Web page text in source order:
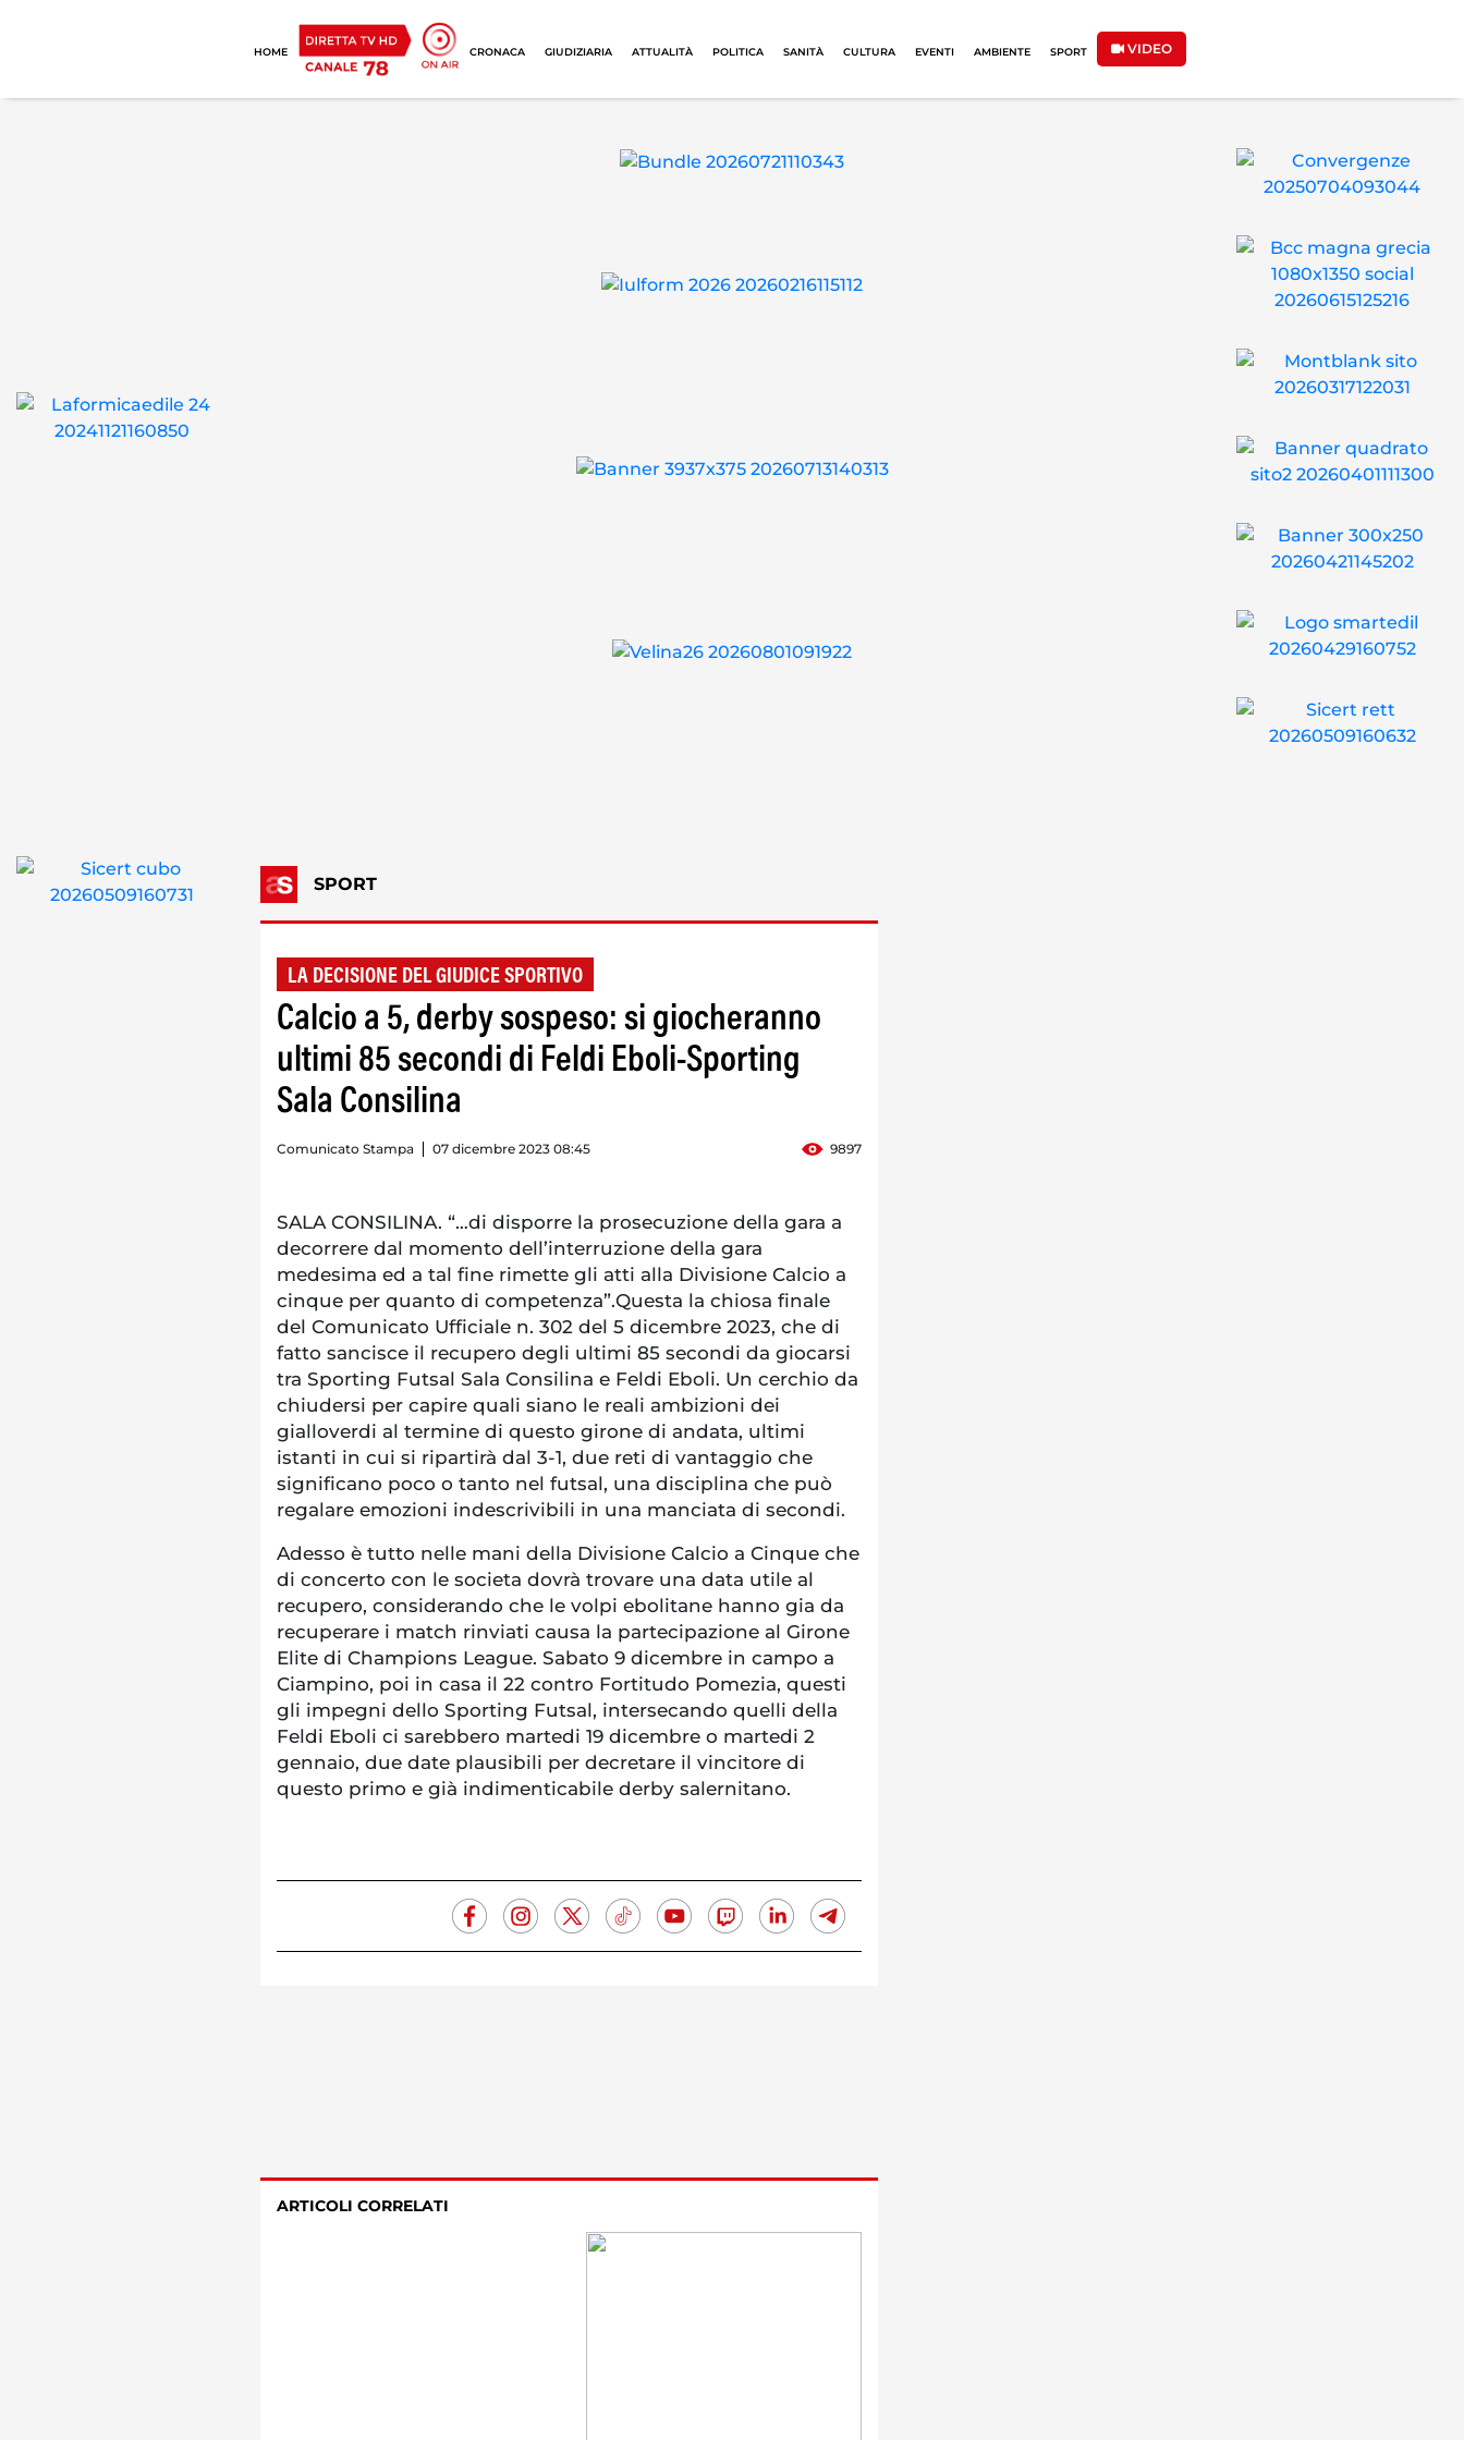
HOME CRONACA GIUDIZIARIA ATTUALITÀ POLITICA SANITÀ CULTURA EVENTI AMBIENTE SPORT VIDEO
SPORT
LA DECISIONE DEL GIUDICE SPORTIVO
Calcio a 5, derby sospeso: si giocheranno
ultimi 85 secondi di Feldi Eboli-Sporting
Sala Consilina
Comunicato Stampa 07 dicembre 2023 08:45 9897
SALA CONSILINA. “…di disporre la prosecuzione della gara a
decorrere dal momento dell’interruzione della gara
medesima ed a tal fine rimette gli atti alla Divisione Calcio a
cinque per quanto di competenza”.Questa la chiosa finale
del Comunicato Ufficiale n. 302 del 5 dicembre 2023, che di
fatto sancisce il recupero degli ultimi 85 secondi da giocarsi
tra Sporting Futsal Sala Consilina e Feldi Eboli. Un cerchio da
chiudersi per capire quali siano le reali ambizioni dei
gialloverdi al termine di questo girone di andata, ultimi
istanti in cui si ripartirà dal 3-1, due reti di vantaggio che
significano poco o tanto nel futsal, una disciplina che può
regalare emozioni indescrivibili in una manciata di secondi.
Adesso è tutto nelle mani della Divisione Calcio a Cinque che
di concerto con le societa dovrà trovare una data utile al
recupero, considerando che le volpi ebolitane hanno gia da
recuperare i match rinviati causa la partecipazione al Girone
Elite di Champions League. Sabato 9 dicembre in campo a
Ciampino, poi in casa il 22 contro Fortitudo Pomezia, questi
gli impegni dello Sporting Futsal, intersecando quelli della
Feldi Eboli ci sarebbero martedi 19 dicembre o martedi 2
gennaio, due date plausibili per decretare il vincitore di
questo primo e già indimenticabile derby salernitano.
ARTICOLI CORRELATI